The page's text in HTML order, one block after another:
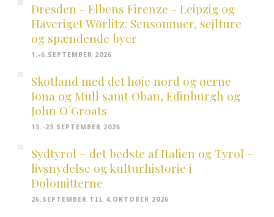
Dresden - Elbens Firenze - Leipzig og
Haveriget Wörlitz: Sensommer, sejlture
og spændende byer
1.-6.SEPTEMBER 2026
Skotland med det høje nord og øerne
Iona og Mull samt Oban, Edinburgh og
John O´Groats
13.-23.SEPTEMBER 2026
Sydtyrol – det bedste af Italien og Tyrol –
livsnydelse og kulturhistorie i
Dolomitterne
26.SEPTEMBER TIL 4.OKTOBER 2026